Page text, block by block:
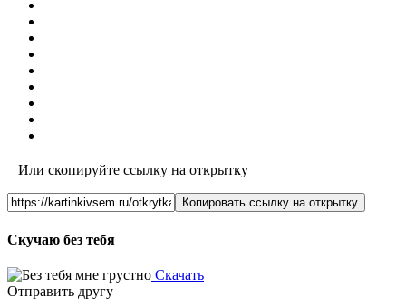
Или скопируйте ссылку на открытку
Копировать ссылку на открытку
Скучаю без тебя
Скачать
Отправить другу